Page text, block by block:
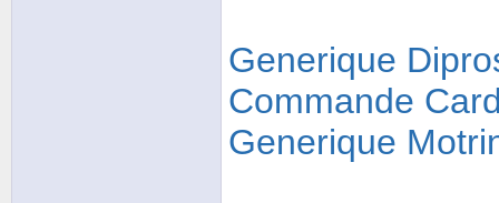
Generique
Commande
Generique